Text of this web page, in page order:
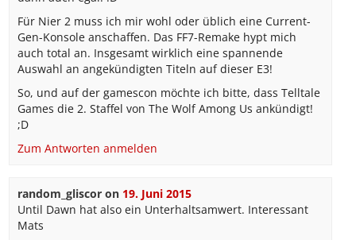
Für Nier 2 muss ich mir wohl oder üblich eine Current-
Gen-Konsole anschaffen. Das FF7-Remake hypt mich
auch total an. Insgesamt wirklich eine spannende
Auswahl an angekündigten Titeln auf dieser E3!
So, und auf der gamescon möchte ich bitte, dass Telltale
Games die 2. Staffel von The Wolf Among Us ankündigt!
;D
Zum Antworten anmelden
random_gliscoron 19. Juni 2015
Until Dawn hat also ein Unterhaltsamwert. Interessant
Mats